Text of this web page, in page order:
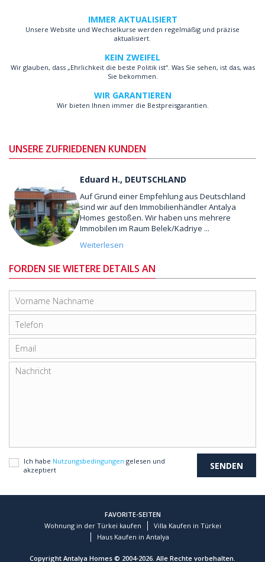
IMMER AKTUALISIERT
Unsere Website und Wechselkurse werden regelmäßig und präzise
aktualisiert.
KEIN ZWEIFEL
Wir glauben, dass „Ehrlichkeit die beste Politik ist“. Was Sie sehen, ist das, was
Sie bekommen.
WIR GARANTIEREN
Wir bieten Ihnen immer die Bestpreisgarantien.
UNSERE ZUFRIEDENEN KUNDEN
Eduard H., DEUTSCHLAND
Auf Grund einer Empfehlung aus Deutschland
sind wir auf den Immobilienhändler Antalya
Homes gestoßen. Wir haben uns mehrere
Immobilen im Raum Belek/Kadriye ...
Weiterlesen
FORDEN SIE WIETERE DETAILS AN
Ich habe Nutzungsbedingungen gelesen und
akzeptiert
FAVORITE-SEITEN
Wohnung in der Türkei kaufen
Villa Kaufen in Türkei
Haus Kaufen in Antalya
Copyright Antalya Homes © 2004-2026. Alle Rechte vorbehalten.